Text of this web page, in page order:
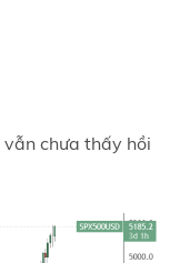
vẫn chưa thấy hồi